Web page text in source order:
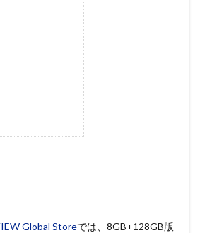
Global Storeでは、8GB+128GB版